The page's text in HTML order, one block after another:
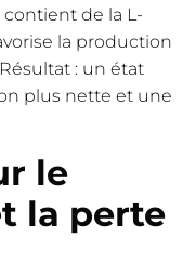
de la L-
la production
: un état
plus nette et une
le
la perte